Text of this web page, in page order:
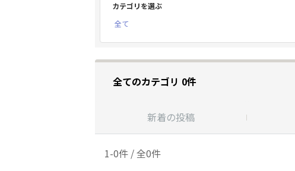
カテゴリを選ぶ
全て
全てのカテゴリ 0件
新着の投稿
1-0件 / 全0件